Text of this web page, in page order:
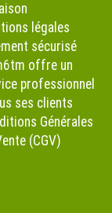
légales
sécurisé
offre un
professionnel
ses clients
Générales
(CGV)